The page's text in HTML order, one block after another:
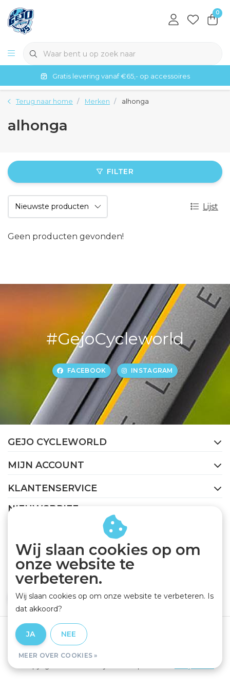
0
Gratis levering vanaf €65,- op accessoires
Terug naar home Merken alhonga
alhonga
FILTER
Lijst
Geen producten gevonden!
#GejoCycleworld
FACEBOOK INSTAGRAM
GEJO CYCLEWORLD
MIJN ACCOUNT
KLANTENSERVICE
NIEUWSBRIEF
Abonneer je op onze nieuwsbrief om op de hoogte te
ABONNEER
Algemene voorwaarden
Wij slaan cookies op om
onze website te
verbeteren.
Wij slaan cookies op om onze website te verbeteren. Is
dat akkoord?
JA NEE
MEER OVER COOKIES »